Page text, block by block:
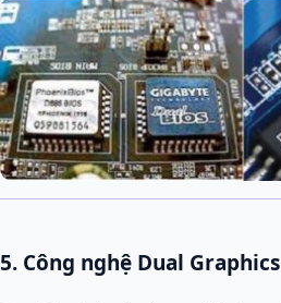
5. Công nghệ Dual Graphics